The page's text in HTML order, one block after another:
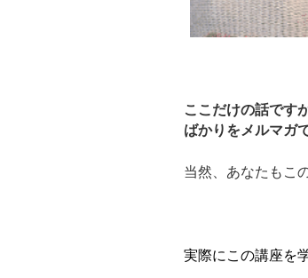
ここだけの話です
ばかりをメルマガ
当然、あなたもこ
実際にこの講座を